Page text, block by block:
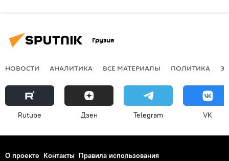
Грузия
НОВОСТИ АНАЛИТИКА ВСЕ МАТЕРИАЛЫ ПОЛИТИКА
Rutube Дзен Telegram VK
О проекте Контакты Правила использования